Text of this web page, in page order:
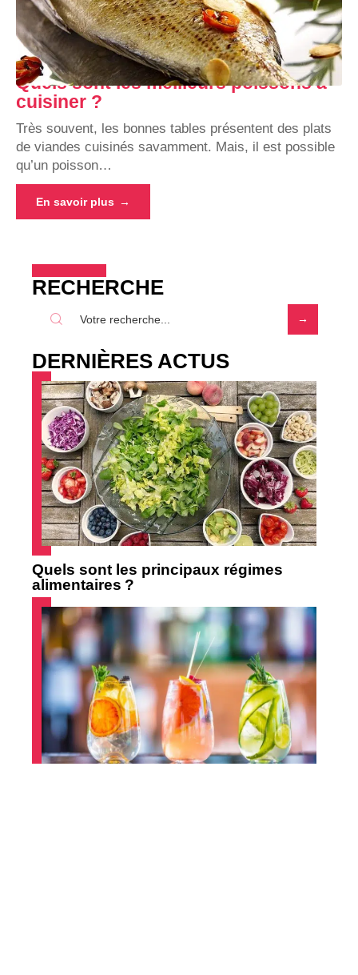
Quels sont les meilleurs poissons à
cuisiner ?
Très souvent, les bonnes tables présentent des plats
de viandes cuisinés savamment. Mais, il est possible
qu’un poisson…
En savoir plus
RECHERCHE
DERNIÈRES ACTUS
Quels sont les principaux régimes
alimentaires ?